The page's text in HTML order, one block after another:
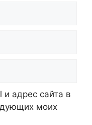
адрес сайта в
моих